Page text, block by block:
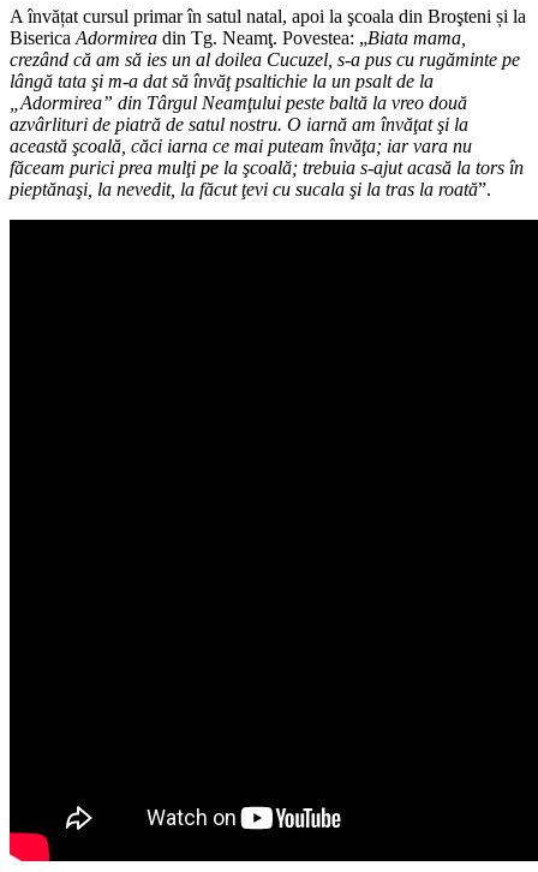
A învățat cursul primar în satul natal, apoi la şcoala din Broşteni și la
Biserica Adormirea din Tg. Neamţ. Povestea: „Biata mama,
crezând că am să ies un al doilea Cucuzel, s-a pus cu rugăminte pe
lângă tata şi m-a dat să învăţ psaltichie la un psalt de la
„Adormirea” din Târgul Neamţului peste baltă la vreo două
azvârlituri de piatră de satul nostru. O iarnă am învăţat şi la
această şcoală, căci iarna ce mai puteam învăţa; iar vara nu
făceam purici prea mulţi pe la şcoală; trebuia s-ajut acasă la tors în
pieptănaşi, la nevedit, la făcut ţevi cu sucala şi la tras la roată”.